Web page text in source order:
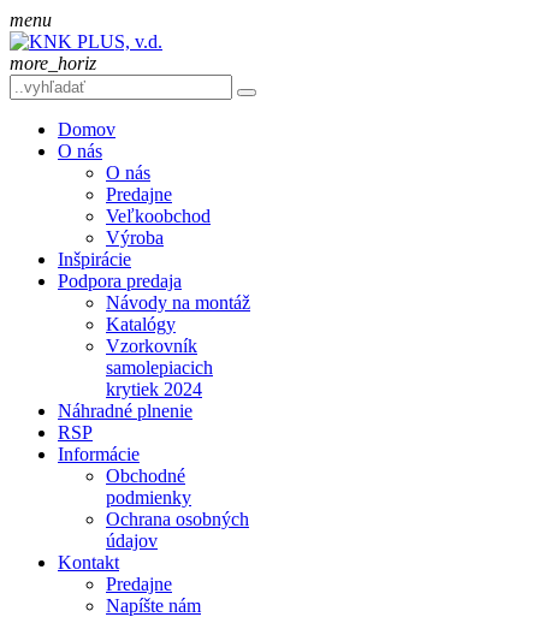
menu
more_horiz
Domov
O nás
O nás
Predajne
Veľkoobchod
Výroba
Inšpirácie
Podpora predaja
Návody na montáž
Katalógy
Vzorkovník
samolepiacich
krytiek 2024
Náhradné plnenie
RSP
Informácie
Obchodné
podmienky
Ochrana osobných
údajov
Kontakt
Predajne
Napíšte nám